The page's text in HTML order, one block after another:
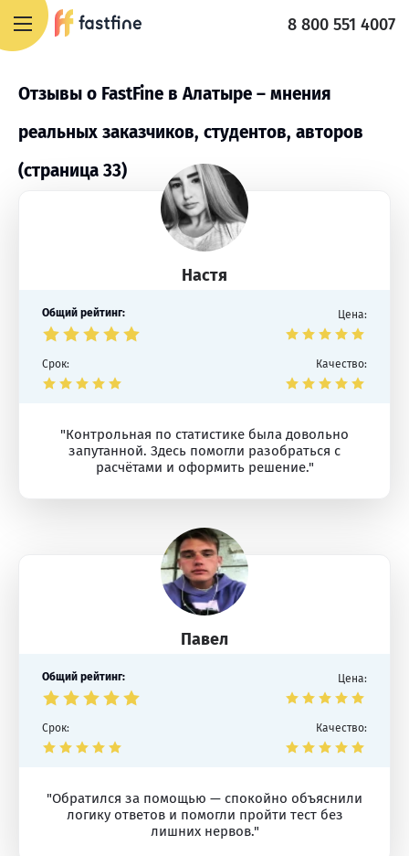
8 800 551 4007
Отзывы о FastFine в Алатыре – мнения
реальных заказчиков, студентов, авторов
(страница 33)
Настя
Общий рейтинг: Цена:
Срок: Качество:
"Контрольная по статистике была довольно
запутанной. Здесь помогли разобраться с
расчётами и оформить решение."
Павел
Общий рейтинг: Цена:
Срок: Качество:
"Обратился за помощью — спокойно объяснили
логику ответов и помогли пройти тест без
лишних нервов."